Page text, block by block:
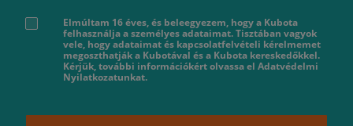
Elmúltam 16 éves, és beleegyezem, hogy a Kubota
felhasználja a személyes adataimat. Tisztában vagyok
vele, hogy adataimat és kapcsolatfelvételi kérelmemet
megoszthatják a Kubotával és a Kubota kereskedőkkel.
Kérjük, további információkért olvassa el Adatvédelmi
Nyilatkozatunkat.